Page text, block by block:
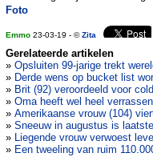
Foto
Emmo 23-03-19 - ©Zita
Gerelateerde artikelen
» Opsluiten 99-jarige trekt
» Derde wens op bucket list
» Brit (92) veroordeeld voor
» Oma heeft wel heel
» Amerikaanse vrouw (104)
» Sneeuw in augustus is
» Liegende vrouw verwoest
» Een tweeling van ruim